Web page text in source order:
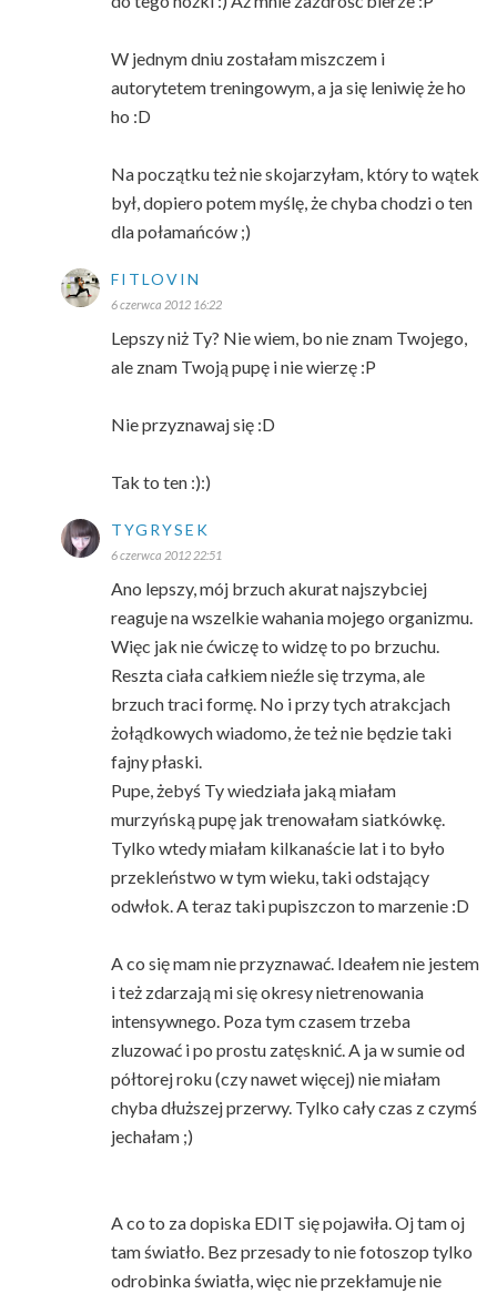
W jednym dniu zostałam miszczem i
autorytetem treningowym, a ja się leniwię że ho
ho :D
Na początku też nie skojarzyłam, który to wątek
był, dopiero potem myślę, że chyba chodzi o ten
dla połamańców ;)
FITLOVIN
6 czerwca 2012 16:22
Lepszy niż Ty? Nie wiem, bo nie znam Twojego,
ale znam Twoją pupę i nie wierzę :P
Nie przyznawaj się :D
Tak to ten :):)
TYGRYSEK
6 czerwca 2012 22:51
Ano lepszy, mój brzuch akurat najszybciej
reaguje na wszelkie wahania mojego organizmu.
Więc jak nie ćwiczę to widzę to po brzuchu.
Reszta ciała całkiem nieźle się trzyma, ale
brzuch traci formę. No i przy tych atrakcjach
żołądkowych wiadomo, że też nie będzie taki
fajny płaski.
Pupe, żebyś Ty wiedziała jaką miałam
murzyńską pupę jak trenowałam siatkówkę.
Tylko wtedy miałam kilkanaście lat i to było
przekleństwo w tym wieku, taki odstający
odwłok. A teraz taki pupiszczon to marzenie :D
A co się mam nie przyznawać. Ideałem nie jestem
i też zdarzają mi się okresy nietrenowania
intensywnego. Poza tym czasem trzeba
zluzować i po prostu zatęsknić. A ja w sumie od
półtorej roku (czy nawet więcej) nie miałam
chyba dłuższej przerwy. Tylko cały czas z czymś
jechałam ;)
A co to za dopiska EDIT się pojawiła. Oj tam oj
tam światło. Bez przesady to nie fotoszop tylko
odrobinka światła, więc nie przekłamuje nie